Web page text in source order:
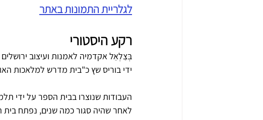
לגלריית התמונות באתר
רקע היסטורי
ידי בוריס שץ כ"בית מדרש למלאכות